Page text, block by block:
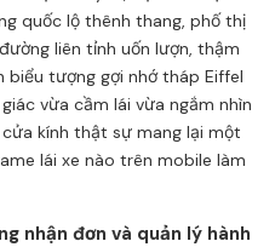
quốc lộ thênh thang, phố thị
liên tỉnh uốn lượn, thậm
tượng gợi nhớ tháp Eiffel
vừa cầm lái vừa ngắm nhìn
kính thật sự mang lại một
lái xe nào trên mobile làm
nhận đơn và quản lý hành